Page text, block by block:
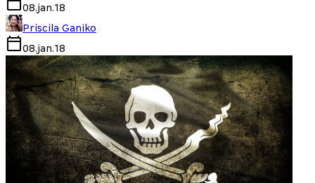
08.jan.18
Priscila Ganiko
08.jan.18